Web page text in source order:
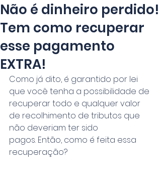
Não é dinheiro perdido!
Tem como recuperar
esse pagamento
EXTRA!
Como já dito, é garantido por lei
que você tenha a possibilidade de
recuperar todo e qualquer valor
de recolhimento de tributos que
não deveriam ter sido
pagos. Então, como é feita essa
recuperação?